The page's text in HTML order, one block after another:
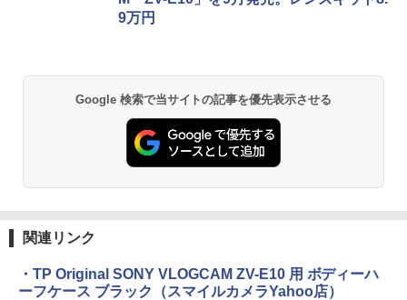
9万円
Google 検索で当サイトの記事を優先表示させる
関連リンク
・TP Original SONY VLOGCAM ZV-E10 用 ボディーハ
ーフケース ブラック（スマイルカメラYahoo店）